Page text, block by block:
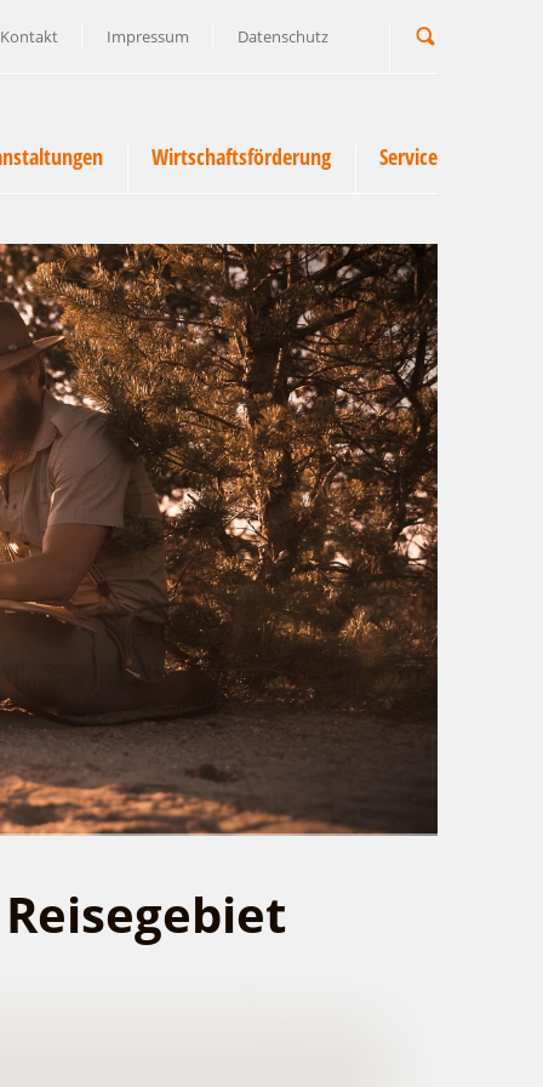
Kontakt Impressum Datenschutz
Wirtschaftsförderung Service